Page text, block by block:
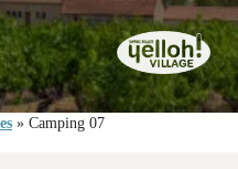
» Camping 07